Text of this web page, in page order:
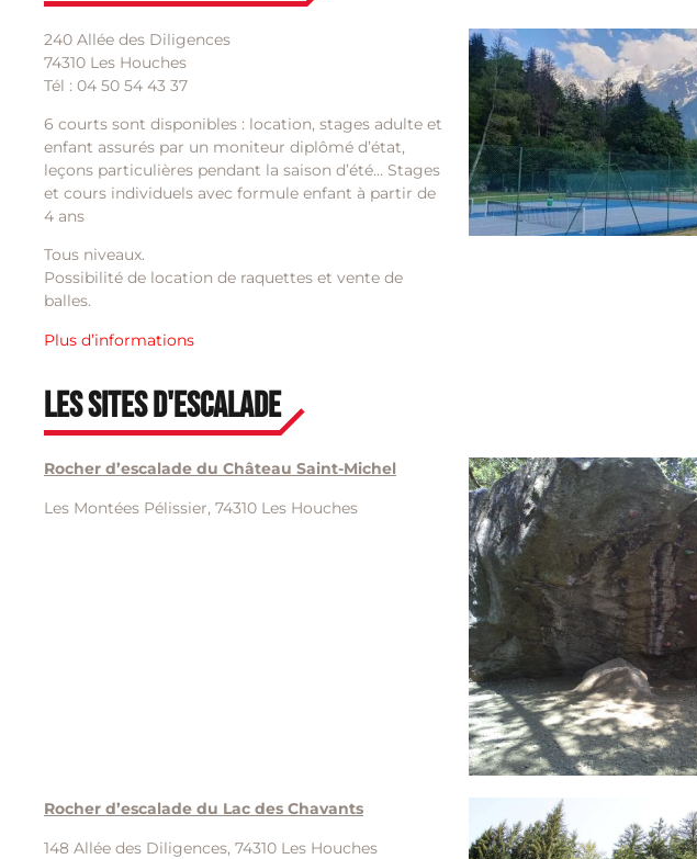
240 Allée des Diligences
74310 Les Houches
Tél : 04 50 54 43 37
6 courts sont disponibles : location, stages adulte et
enfant assurés par un moniteur diplômé d’état,
leçons particulières pendant la saison d’été… Stages
et cours individuels avec formule enfant à partir de
4 ans
Tous niveaux.
Possibilité de location de raquettes et vente de
balles.
Plus d’informations
Les sites d'escalade
Rocher d’escalade du Château Saint-Michel
Les Montées Pélissier, 74310 Les Houches
Rocher d’escalade du Lac des Chavants
148 Allée des Diligences, 74310 Les Houches